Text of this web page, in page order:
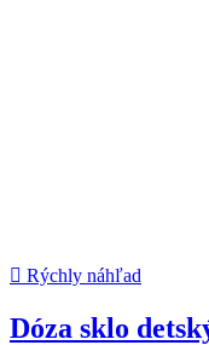
 Rýchly náhľad
Dóza sklo